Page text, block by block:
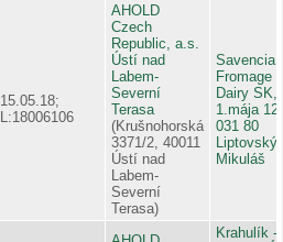
15.05.18;
L:18006106
AHOLD
Czech
Republic, a.s.
Ústí nad
Labem-
Severní
Terasa
(Krušnohorská
3371/2, 40011
Ústí nad
Labem-
Severní
Terasa)
Savencia
Fromage
Dairy SK,
1.mája
031 80
Liptovský
Mikuláš
Krahulík -